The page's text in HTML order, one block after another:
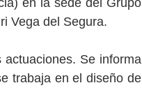
en la sede del Grupo
Vega del Segura.
trabaja en el diseño de